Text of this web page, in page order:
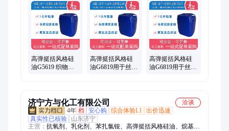
脂、聚酯多元醇、酚醛树脂、医药中间体
高弹挺括风格硅
油G5619 织物爽
高弹挺括风格硅
油G6819用于丝光
高弹挺括风格硅
油G6819用于丝光
济宁方与化工有限公司
洽谈
4年 档 安心购 综合体验L1 出价迅速
真实性已核验
山东济宁
主营： 抗氧剂、乳化剂、苯扎氯铵、高弹挺括风格硅油、烷基二